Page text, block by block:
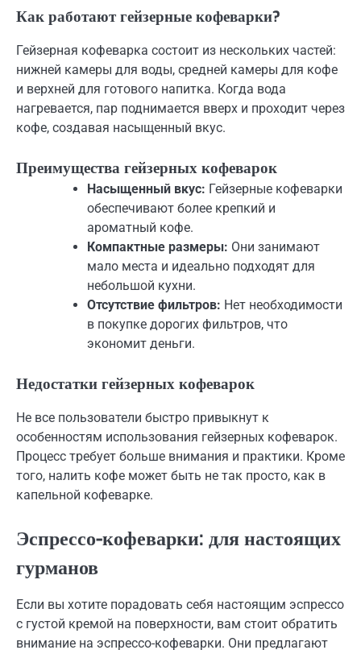
Как работают гейзерные кофеварки?
Гейзерная кофеварка состоит из нескольких частей:
нижней камеры для воды, средней камеры для кофе
и верхней для готового напитка. Когда вода
нагревается, пар поднимается вверх и проходит через
кофе, создавая насыщенный вкус.
Преимущества гейзерных кофеварок
Насыщенный вкус: Гейзерные кофеварки
обеспечивают более крепкий и
ароматный кофе.
Компактные размеры: Они занимают
мало места и идеально подходят для
небольшой кухни.
Отсутствие фильтров: Нет необходимости
в покупке дорогих фильтров, что
экономит деньги.
Недостатки гейзерных кофеварок
Не все пользователи быстро привыкнут к
особенностям использования гейзерных кофеварок.
Процесс требует больше внимания и практики. Кроме
того, налить кофе может быть не так просто, как в
капельной кофеварке.
Эспрессо-кофеварки: для настоящих
гурманов
Если вы хотите порадовать себя настоящим эспрессо
с густой кремой на поверхности, вам стоит обратить
внимание на эспрессо-кофеварки. Они предлагают